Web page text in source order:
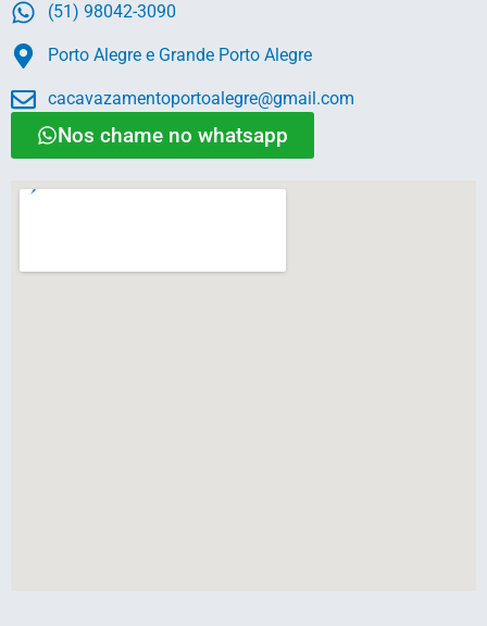
(51) 98042-3090
Porto Alegre e Grande Porto Alegre
cacavazamentoportoalegre@gmail.com
Nos chame no whatsapp